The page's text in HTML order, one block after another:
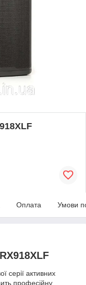
Оплата Умови
серії активних
професійну